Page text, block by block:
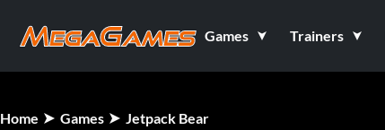
Games Trainers
Home Games Jetpack Bear